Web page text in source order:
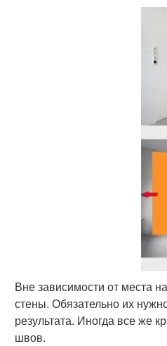
Вне зависимости от места
стены. Обязательно их
результата. Иногда все же
швов.